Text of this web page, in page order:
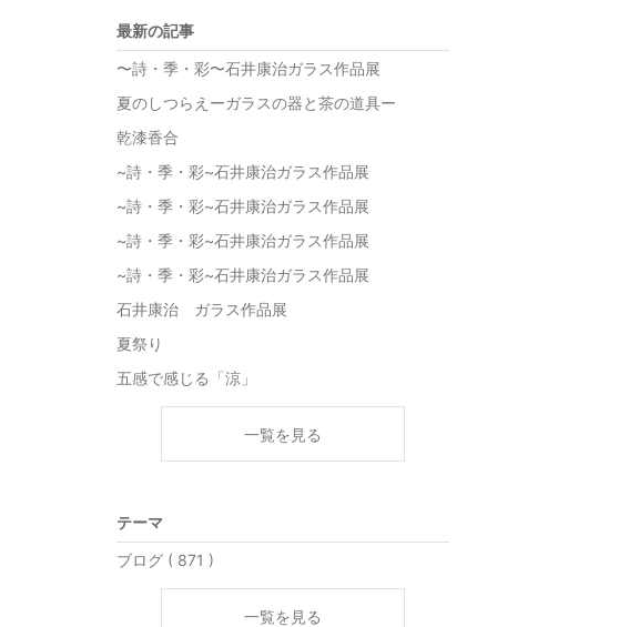
最新の記事
〜詩・季・彩〜石井康治ガラス作品展
夏のしつらえーガラスの器と茶の道具ー
乾漆香合
~詩・季・彩~石井康治ガラス作品展
~詩・季・彩~石井康治ガラス作品展
~詩・季・彩~石井康治ガラス作品展
~詩・季・彩~石井康治ガラス作品展
石井康治 ガラス作品展
夏祭り
五感で感じる「涼」
一覧を見る
テーマ
ブログ ( 871 )
一覧を見る